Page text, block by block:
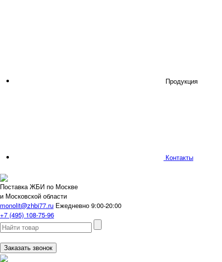
Продукция
Контакты
Поставка ЖБИ по Москве
и Московской области
monolit@zhbi77.ru Ежедневно 9:00-20:00
+7 (495) 108-75-96
Заказать звонок